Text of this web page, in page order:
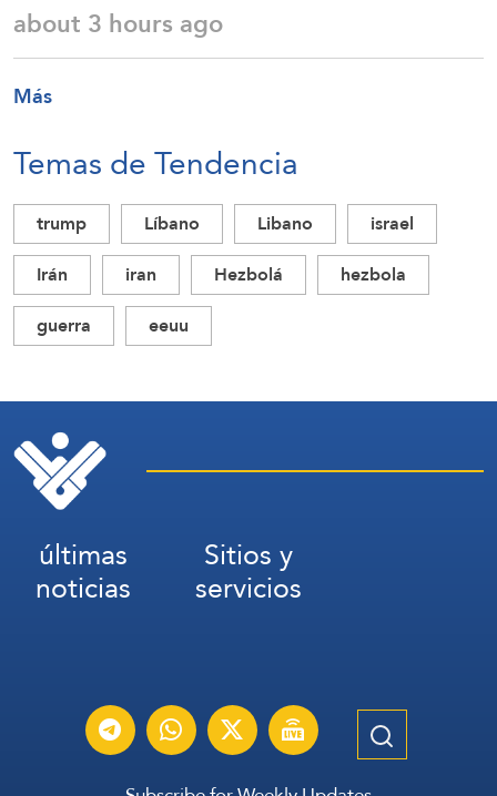
about 3 hours ago
Más
Temas de Tendencia
trump Líbano Libano
israel
Irán
iran Hezbolá
hezbola
guerra
eeuu
últimas
noticias
Sitios y
servicios